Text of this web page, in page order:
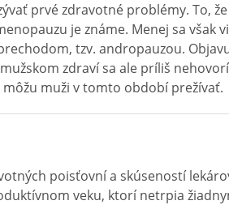
prvé zdravotné problémy. To,
je známe. Menej sa však
tzv. andropauzou.
zdraví sa ale príliš
môžu muži v tomto období prežívať.
poisťovní a skúseností
veku, ktorí netrpia